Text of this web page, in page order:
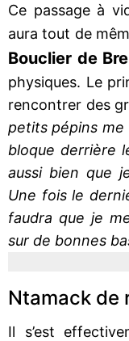
Ce passage à
aura tout de
Bouclier de
physiques. Le
rencontrer des
petits pépins me
bloque derrière
aussi bien que
Une fois le
faudra que je
sur de bonnes
Ntamack de
Il s’est